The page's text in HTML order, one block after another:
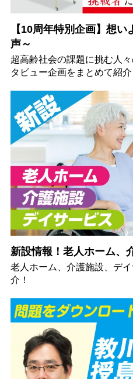
【10周年特別企画】想
声～
超高齢社会の課題に挑む人
タビュー企画をまとめて紹介
新設情報！老人ホーム、
老人ホーム、介護施設、デ
介！